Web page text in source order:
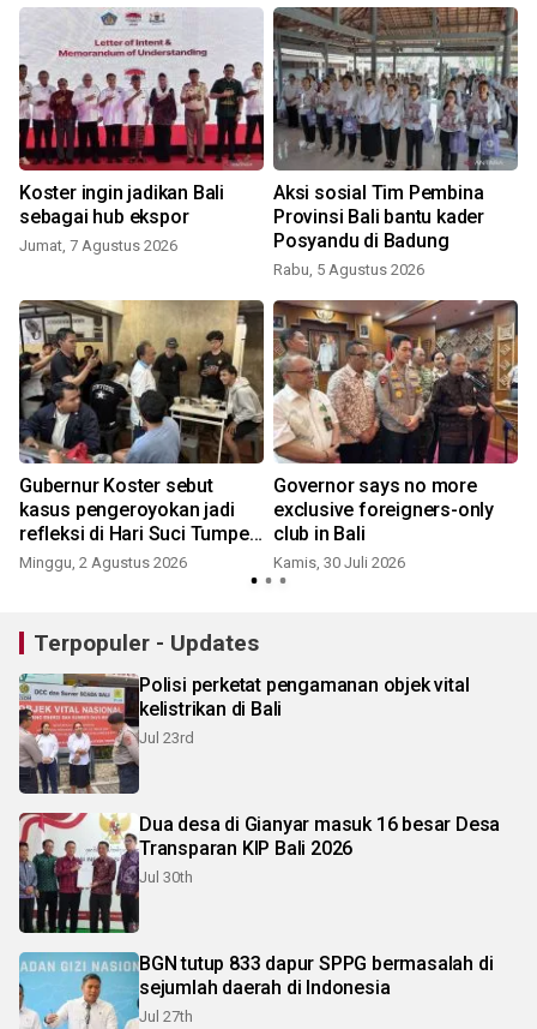
Koster ingin jadikan Bali
sebagai hub ekspor
Jumat, 7 Agustus 2026
Aksi sosial Tim Pembina
Provinsi Bali bantu kader
Posyandu di Badung
Rabu, 5 Agustus 2026
Gubernur Koster sebut
kasus pengeroyokan jadi
refleksi di Hari Suci Tumpek
Krulut
Minggu, 2 Agustus 2026
Governor says no more
exclusive foreigners-only
club in Bali
Kamis, 30 Juli 2026
Terpopuler - Updates
Polisi perketat pengamanan objek vital
kelistrikan di Bali
Jul 23rd
Dua desa di Gianyar masuk 16 besar Desa
Transparan KIP Bali 2026
Jul 30th
BGN tutup 833 dapur SPPG bermasalah di
sejumlah daerah di Indonesia
Jul 27th